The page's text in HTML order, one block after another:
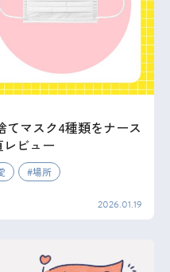
マスク4種類をナース
ビュー
場所
2026.01.19